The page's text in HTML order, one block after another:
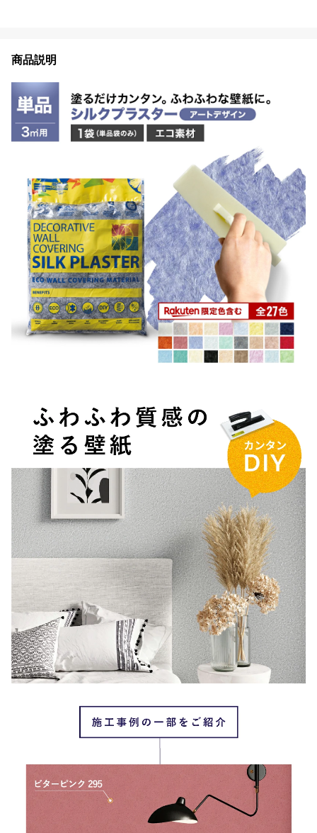
商品説明